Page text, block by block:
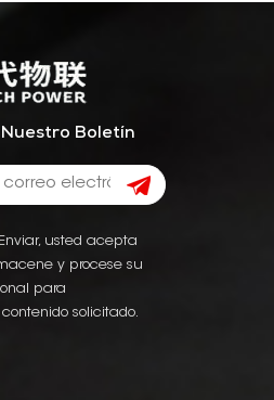
Boletín
usted acepta
y procese su
para
solicitado.